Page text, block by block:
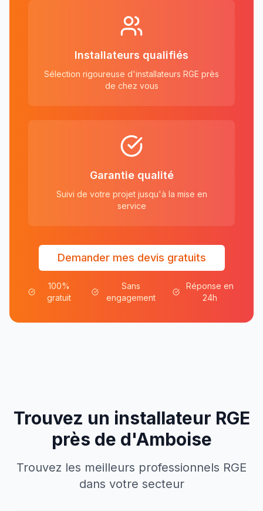
Installateurs qualifiés
Sélection rigoureuse d'installateurs RGE près
de chez vous
Garantie qualité
Suivi de votre projet jusqu'à la mise en
service
Demander mes devis gratuits
100%
gratuit
Sans
engagement
Réponse en
24h
Trouvez un installateur RGE
près de d'Amboise
Trouvez les meilleurs professionnels RGE
dans votre secteur